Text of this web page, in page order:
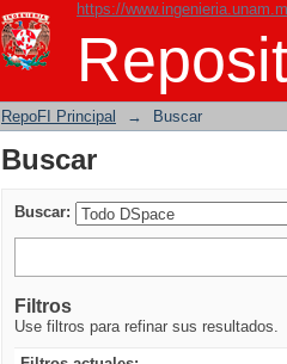
https://
Buscar
RepoFI Principal → Buscar
Buscar
Buscar:
Filtros
Use filtros para refinar sus resultados.